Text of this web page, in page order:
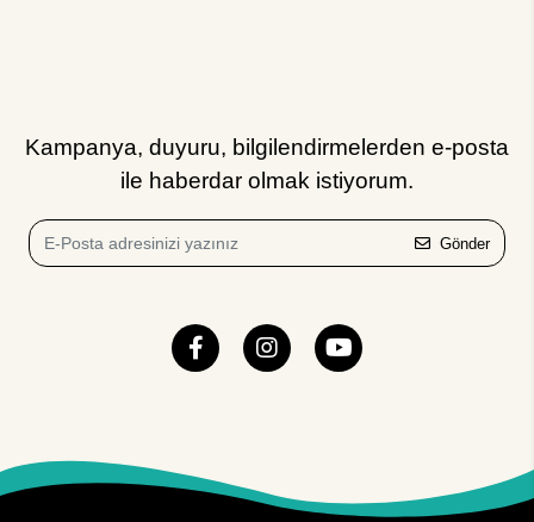
Kampanya, duyuru, bilgilendirmelerden e-posta
ile haberdar olmak istiyorum.
Gönder